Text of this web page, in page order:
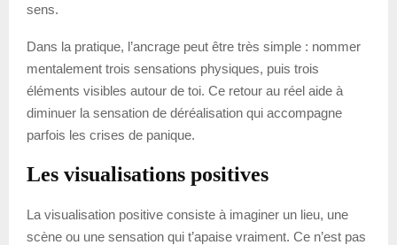
sens.
Dans la pratique, l’ancrage peut être très simple : nommer
mentalement trois sensations physiques, puis trois
éléments visibles autour de toi. Ce retour au réel aide à
diminuer la sensation de déréalisation qui accompagne
parfois les crises de panique.
Les visualisations positives
La visualisation positive consiste à imaginer un lieu, une
scène ou une sensation qui t’apaise vraiment. Ce n’est pas